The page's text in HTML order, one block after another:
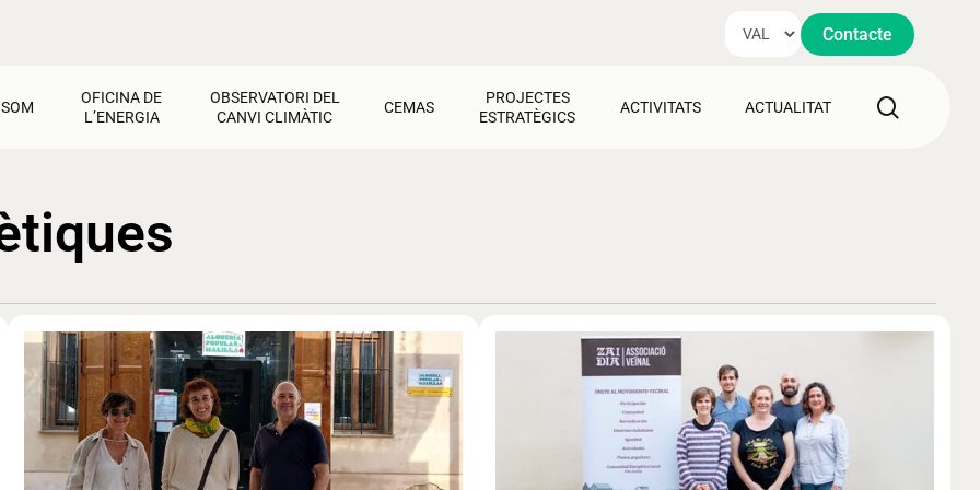
Contacte
OFICINA DE
L’ENERGIA
Factures
Dret a l’energia
Energies renovables
Contacte
OBSERVATORI DEL
CANVI CLIMÀTIC
Contacte
CEMAS
Jornadas i tallers
Recursos i materials
PROJECTES
ESTRATÈGICS
ACTIVITATS ACTUALITAT